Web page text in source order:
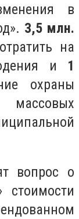
в
3,5 млн.
на
и 1
охраны
вопрос о